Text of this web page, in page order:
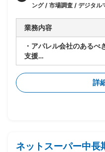
ング / 市場調査 / デジタル
業務内容
・アパレル会社のある
支援
・CRM構想に関してエ
バーの方と合意形成した
OMO機能を含めたあるべ
・幹部の合意を得るため
MD(マーチャンダイジン
どの商品ジャンルで市場
詳
ネットスーパー中長